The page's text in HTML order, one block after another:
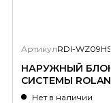
АртикулRDI-
НАРУЖНЫЙ
СИСТЕМЫ
WZ09HSS/N1-
Нет в наличии